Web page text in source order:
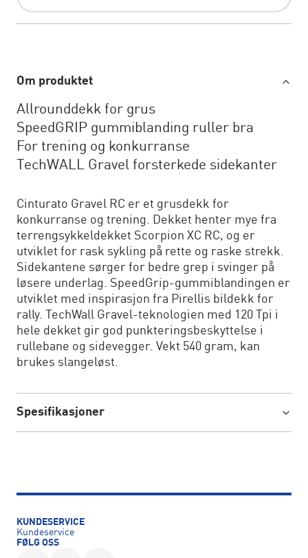
Om produktet
Allrounddekk for grus
SpeedGRIP gummiblanding ruller bra
For trening og konkurranse
TechWALL Gravel forsterkede sidekanter
Cinturato Gravel RC er et grusdekk for
konkurranse og trening. Dekket henter mye fra
terrengsykkeldekket Scorpion XC RC, og er
utviklet for rask sykling på rette og raske strekk.
Sidekantene sørger for bedre grep i svinger på
løsere underlag. SpeedGrip-gummiblandingen er
utviklet med inspirasjon fra Pirellis bildekk for
rally. TechWall Gravel-teknologien med 120 Tpi i
hele dekket gir god punkteringsbeskyttelse i
rullebane og sidevegger. Vekt 540 gram, kan
brukes slangeløst.
Spesifikasjoner
KUNDESERVICE
Kundeservice
FØLG OSS